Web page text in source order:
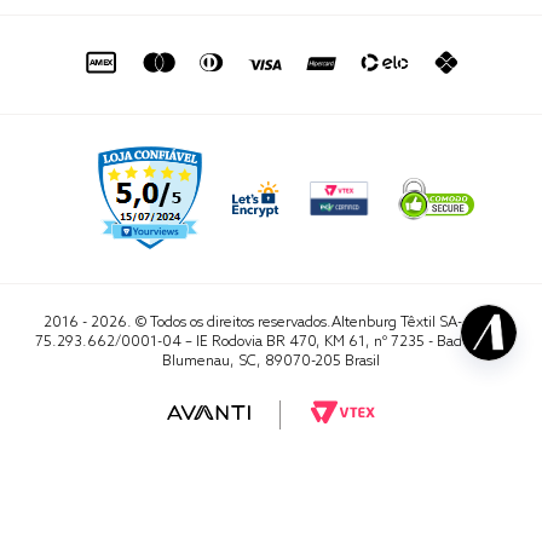
sac@altenburg.com.br
2016 - 2026. © Todos os direitos reservados.Altenburg Têxtil SA- CNPJ
75.293.662/0001-04 – IE Rodovia BR 470, KM 61, nº 7235 - Badenfurt,
Blumenau, SC, 89070-205 Brasil